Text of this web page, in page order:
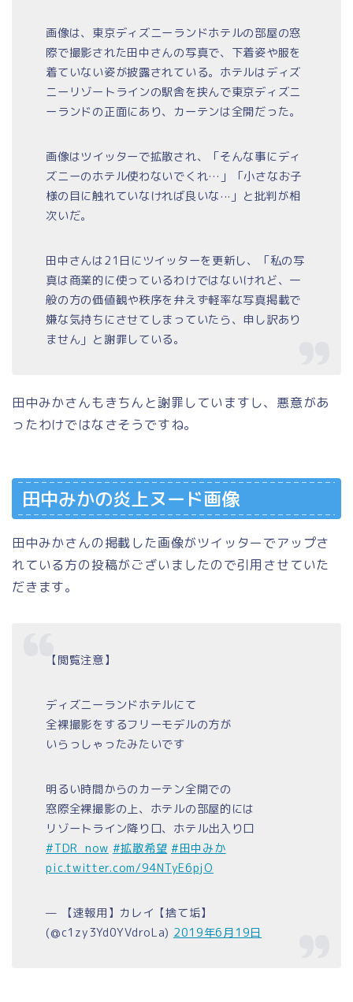
画像は、東京ディズニーランドホテルの部屋の窓
際で撮影された田中さんの写真で、下着姿や服を
着ていない姿が披露されている。ホテルはディズ
ニーリゾートラインの駅舎を挟んで東京ディズニ
ーランドの正面にあり、カーテンは全開だった。
画像はツイッターで拡散され、「そんな事にディ
ズニーのホテル使わないでくれ…」「小さなお子
様の目に触れていなければ良いな···」と批判が相
次いだ。
田中さんは21日にツイッターを更新し、「私の写
真は商業的に使っているわけではないけれど、一
般の方の価値観や秩序を弁えず軽率な写真掲載で
嫌な気持ちにさせてしまっていたら、申し訳あり
ません」と謝罪している。
田中みかさんもきちんと謝罪していますし、悪意があ
ったわけではなさそうですね。
田中みかの炎上ヌード画像
田中みかさんの掲載した画像がツイッターでアップさ
れている方の投稿がございましたので引用させていた
だきます。
【閲覧注意】
ディズニーランドホテルにて
全裸撮影をするフリーモデルの方が
いらっしゃったみたいです
明るい時間からのカーテン全開での
窓際全裸撮影の上、ホテルの部屋的には
リゾートライン降り口、ホテル出入り口
#TDR_now #拡散希望 #田中みか
pic.twitter.com/94NTyE6pjO
— 【速報用】カレイ【捨て垢】
(@c1zy3Yd0YVdroLa) 2019年6月19日